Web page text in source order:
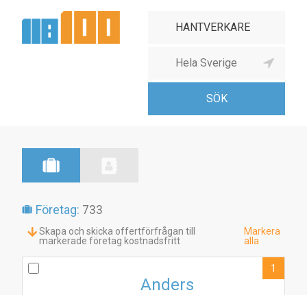
Företag: 733
Skapa och skicka offertförfrågan till
markerade företag kostnadsfritt
Markera
alla
Anders
1